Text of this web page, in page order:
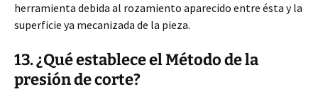
herramienta debida al rozamiento aparecido entre ésta y la
superficie ya mecanizada de la pieza.
13. ¿Qué establece el Método de la
presión de corte?